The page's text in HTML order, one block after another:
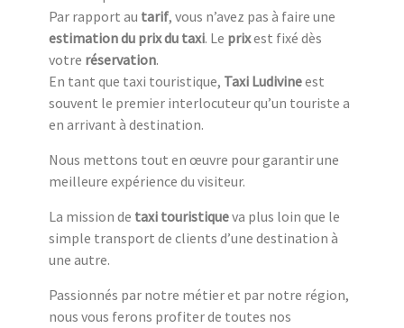
Par rapport au tarif, vous n’avez pas à faire une
estimation du prix du taxi. Le prixest fixé dès
votre réservation.
En tant que taxi touristique, Taxi Ludivineest
souvent le premier interlocuteur qu’un touriste a
en arrivant à destination.
Nous mettons tout en œuvre pour garantir une
meilleure expérience du visiteur.
La mission de taxi touristiqueva plus loin que le
simple transport de clients d’une destination à
une autre.
Passionnés par notre métier et par notre région,
nous vous ferons profiter de toutes nos